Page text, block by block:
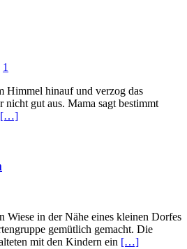
1
Himmel hinauf und verzog das
nicht gut aus. Mama sagt bestimmt
[…]
Wiese in der Nähe eines kleinen Dorfes
gemütlich gemacht. Die
mit den Kindern ein […]